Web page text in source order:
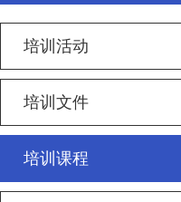
培训活动
培训文件
培训课程